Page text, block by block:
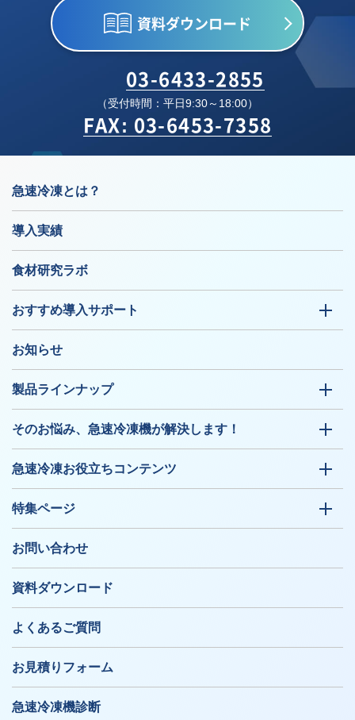
資料ダウンロード
03-6433-2855
（受付時間：平日9:30～18:00）
FAX: 03-6453-7358
急速冷凍とは？
導入実績
食材研究ラボ
おすすめ導入サポート
お知らせ
製品ラインナップ
そのお悩み、急速冷凍機が解決します！
急速冷凍お役立ちコンテンツ
特集ページ
お問い合わせ
資料ダウンロード
よくあるご質問
お見積りフォーム
急速冷凍機診断